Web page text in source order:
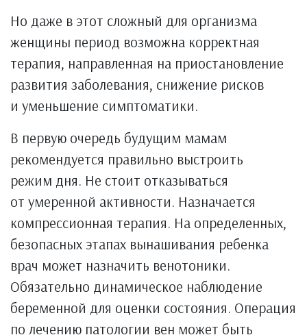
Но даже в этот сложный для организма
женщины период возможна корректная
терапия, направленная на приостановление
развития заболевания, снижение рисков
и уменьшение симптоматики.
В первую очередь будущим мамам
рекомендуется правильно выстроить
режим дня. Не стоит отказываться
от умеренной активности. Назначается
компрессионная терапия. На определенных,
безопасных этапах вынашивания ребенка
врач может назначить венотоники.
Обязательно динамическое наблюдение
беременной для оценки состояния. Операция
по лечению патологии вен может быть